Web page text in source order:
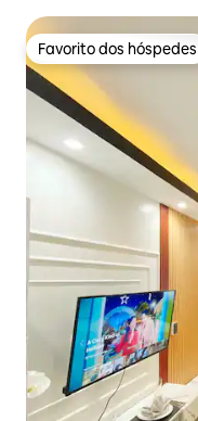
Favorito dos hóspedes
Favorito dos hóspedes